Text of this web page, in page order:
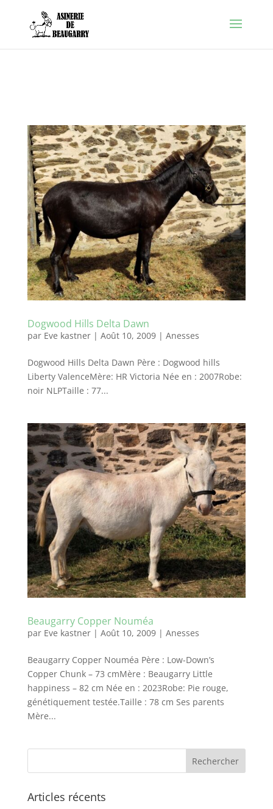
Warning: Constant FORCE_SSL_ADMIN already defined in
/htdocs/wp-config.php
Dogwood Hills Delta Dawn
par Eve kastner| Août 10, 2009| Anesses
Dogwood Hills Delta Dawn Père : Dogwood hills
Liberty ValenceMère: HR Victoria Née en : 2007Robe:
noir NLPTaille : 77...
Beaugarry Copper Nouméa
par Eve kastner| Août 10, 2009| Anesses
Beaugarry Copper Nouméa Père : Low-Down’s
Copper Chunk – 73 cmMère : Beaugarry Little
happiness – 82 cm Née en : 2023Robe: Pie rouge,
génétiquement testée.Taille : 78 cm Ses parents
Mère...
Articles récents